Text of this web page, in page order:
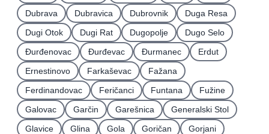
Dubrava
Dubravica Dubrovnik
Duga Resa
Dugi Otok
Dugi Rat Dugopolje
Dugo Selo
Ðurđenovac
Ðurđevac Ðurmanec
Erdut
Ernestinovo
Farkaševac
Fažana
Ferdinandovac
Feričanci Funtana
Fužine
Galovac
Garčin Garešnica
Generalski Stol
Glavice
Glina Gola Goričan
Gorjani